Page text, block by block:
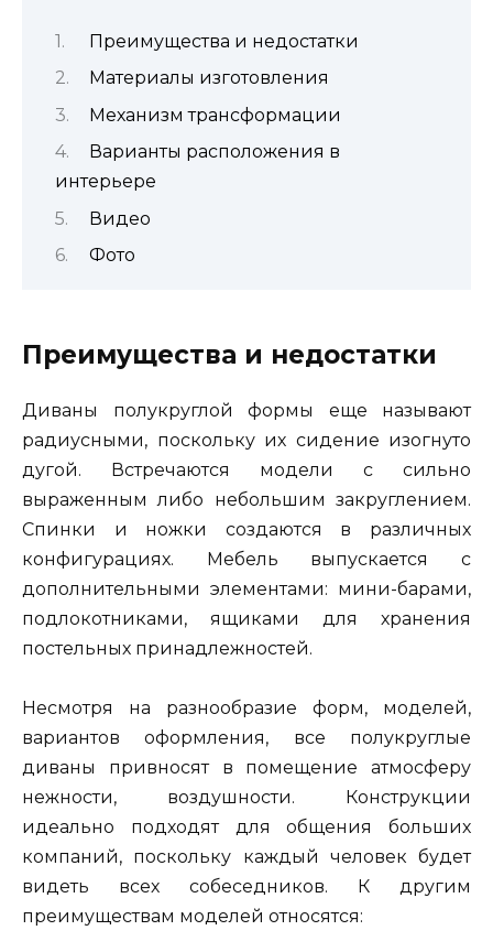
Преимущества и недостатки
Материалы изготовления
Механизм трансформации
Варианты расположения в
интерьере
Видео
Фото
Преимущества и недостатки
Диваны полукруглой формы еще называют
радиусными, поскольку их сидение изогнуто
дугой. Встречаются модели с сильно
выраженным либо небольшим закруглением.
Спинки и ножки создаются в различных
конфигурациях. Мебель выпускается с
дополнительными элементами: мини-барами,
подлокотниками, ящиками для хранения
постельных принадлежностей.
Несмотря на разнообразие форм, моделей,
вариантов оформления, все полукруглые
диваны привносят в помещение атмосферу
нежности, воздушности. Конструкции
идеально подходят для общения больших
компаний, поскольку каждый человек будет
видеть всех собеседников. К другим
преимуществам моделей относятся: